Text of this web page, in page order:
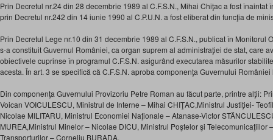
Prin Decretul nr.24 din 28 decembrie 1989 al C.F.S.N., Mihai Chiţac a fost
prin Decretul nr.242 din 14 iunie 1990 al C.P.U.N. a fost eliberat din funcţia de
Prin Decretul Lege nr.10 din 31 decembrie 1989 al C.F.S.N., publicat în Monitorul
s-a constituit Guvernul României, ca organ suprem al administraţiei de stat, care
obiectivele cuprinse în programul C.F.S.N. asigurând executarea măsurilor
acesta. În art. 3 se specifică că C.F.S.N. aproba componenţa Guvernului
Din componenţa Guvernului Provizoriu Petre Roman au făcut parte, printre alţii:
Voican VOICULESCU, Ministrul de Interne – Mihai CHIŢAC,Ministrul Justiţiei-
Nicolae MILITARU, Ministrul Economiei Naţionale – Atanase-Victor
MUREA,Ministrul Minelor – Nicolae DICU, Ministrul Poştelor şi Telecomunicaţiilor
Transporturilor – Corneliu BURADA.